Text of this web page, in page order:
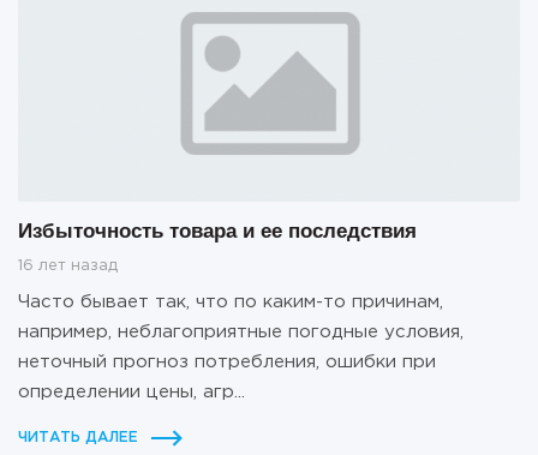
Избыточность товара и ее последствия
16 лет назад
Часто бывает так, что по каким-то причинам,
например, неблагоприятные погодные условия,
неточный прогноз потребления, ошибки при
определении цены, агр...
ЧИТАТЬ ДАЛЕЕ